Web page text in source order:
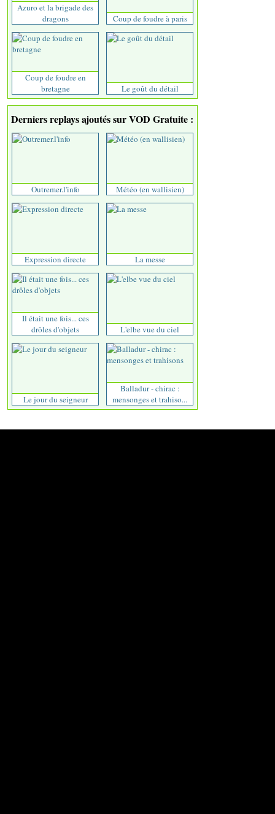
Azuro et la brigade des
dragons
Coup de foudre à paris
Coup de foudre en
bretagne
Le goût du détail
Derniers replays ajoutés sur VOD Gratuite :
Outremer.l'info Météo (en wallisien)
Expression directe La messe
Il était une fois... ces
drôles d'objets
L'elbe vue du ciel
Le jour du seigneur
Balladur - chirac :
mensonges et trahiso...